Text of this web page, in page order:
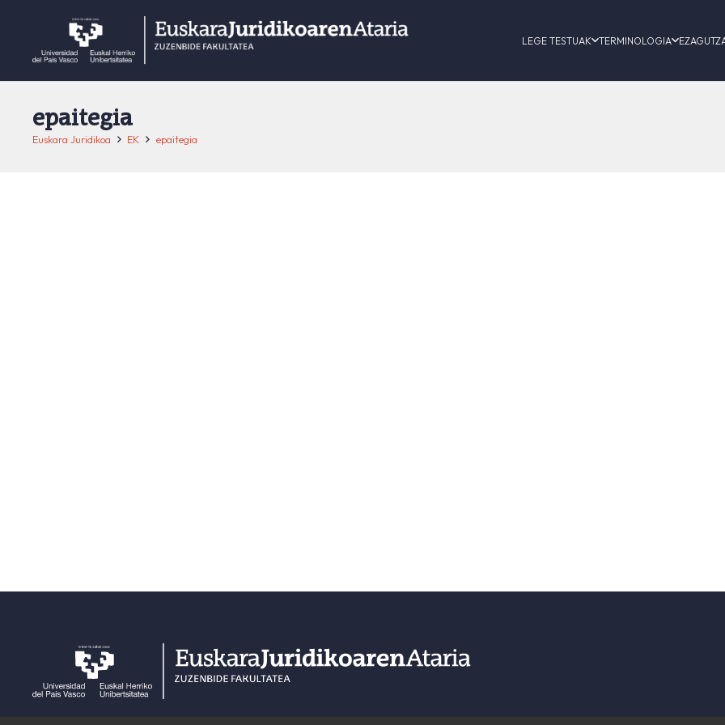
LEGE TESTUAK TERMINOLOGIA
epaitegia
Euskara Juridikoa EK epaitegia